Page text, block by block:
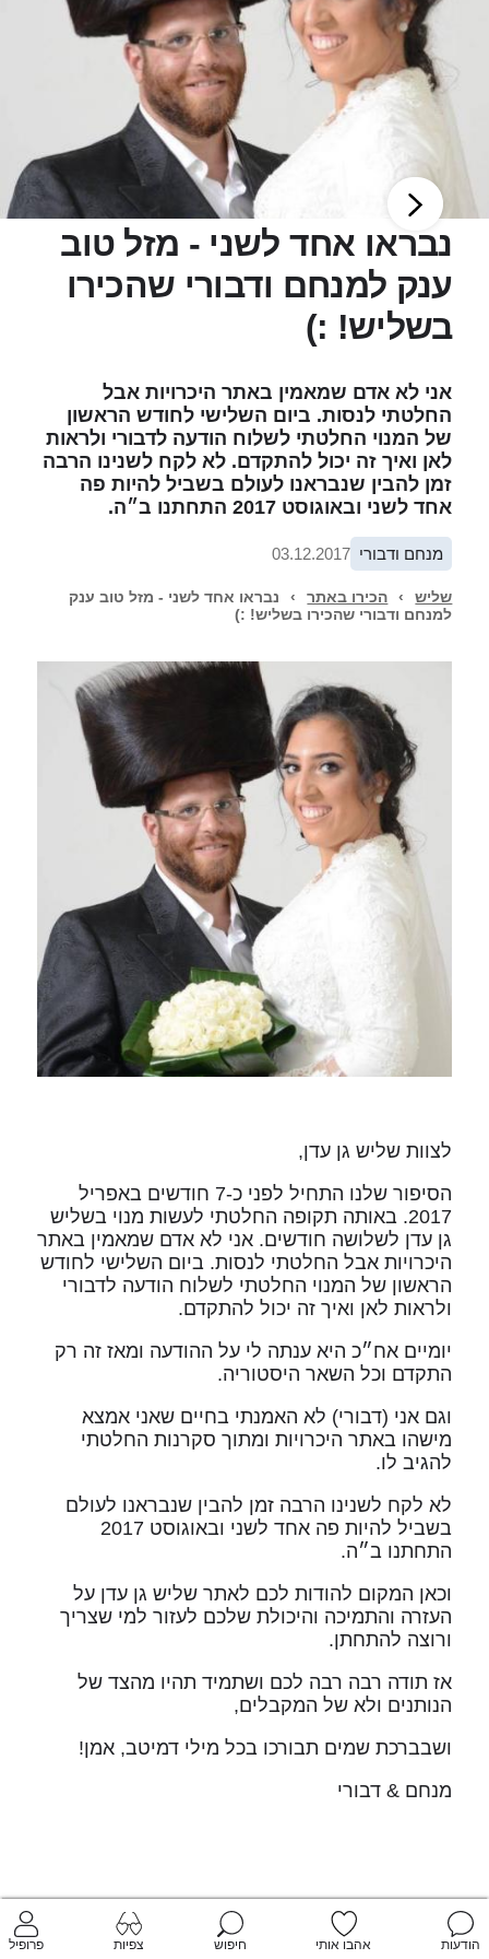
הודעות אהבו אותי חיפוש צפיות פרופיל
נבראו אחד לשני - מזל טוב
ענק למנחם ודבורי שהכירו
בשליש! :)
אני לא אדם שמאמין באתר היכרויות אבל
החלטתי לנסות. ביום השלישי לחודש הראשון
של המנוי החלטתי לשלוח הודעה לדבורי ולראות
לאן ואיך זה יכול להתקדם. לא לקח לשנינו הרבה
זמן להבין שנבראנו לעולם בשביל להיות פה
אחד לשני ובאוגוסט 2017 התחתנו ב״ה.
מנחם ודבורי 03.12.2017
שליש › הכירו באתר ›
נבראו אחד לשני - מזל טוב ענק
למנחם ודבורי שהכירו בשליש! :)
לצוות שליש גן עדן,
הסיפור שלנו התחיל לפני כ-7 חודשים באפריל
2017. באותה תקופה החלטתי לעשות מנוי בשליש
גן עדן לשלושה חודשים. אני לא אדם שמאמין באתר
היכרויות אבל החלטתי לנסות. ביום השלישי לחודש
הראשון של המנוי החלטתי לשלוח הודעה לדבורי
ולראות לאן ואיך זה יכול להתקדם.
יומיים אח״כ היא ענתה לי על ההודעה ומאז זה רק
התקדם וכל השאר היסטוריה.
וגם אני (דבורי) לא האמנתי בחיים שאני אמצא
מישהו באתר היכרויות ומתוך סקרנות החלטתי
להגיב לו.
לא לקח לשנינו הרבה זמן להבין שנבראנו לעולם
בשביל להיות פה אחד לשני ובאוגוסט 2017
התחתנו ב״ה.
וכאן המקום להודות לכם לאתר שליש גן עדן על
העזרה והתמיכה והיכולת שלכם לעזור למי שצריך
ורוצה להתחתן.
אז תודה רבה רבה לכם ושתמיד תהיו מהצד של
הנותנים ולא של המקבלים,
ושבברכת שמים תבורכו בכל מילי דמיטב, אמן!
מנחם & דבורי